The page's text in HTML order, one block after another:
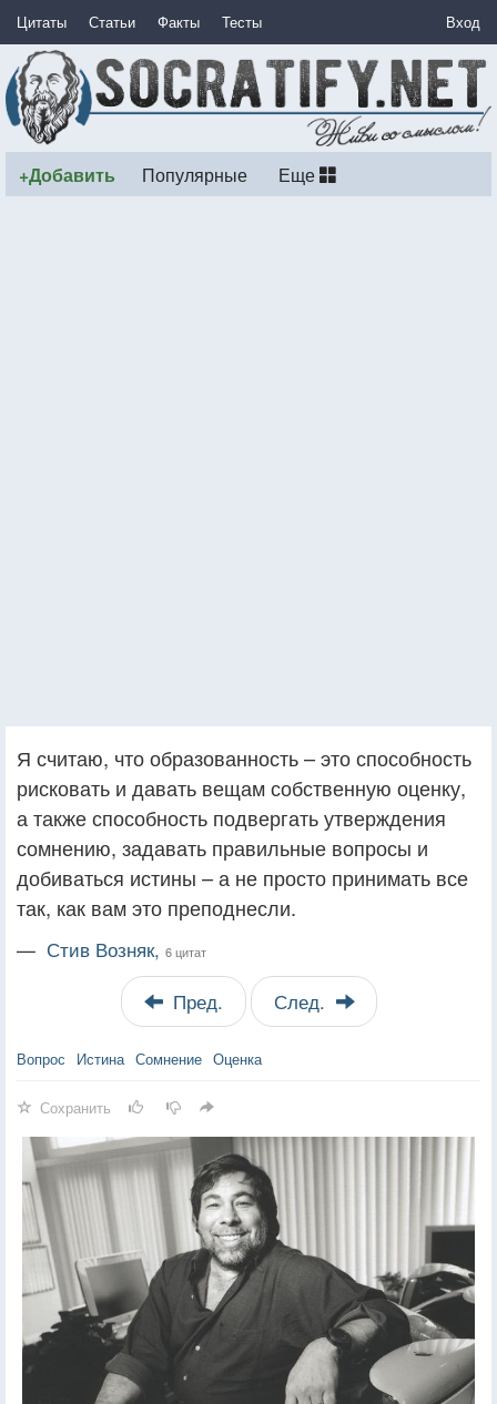
Цитаты Статьи Факты Тесты Вход
+Добавить Популярные Еще
Я считаю, что образованность – это способность
рисковать и давать вещам собственную оценку,
а также способность подвергать утверждения
сомнению, задавать правильные вопросы и
добиваться истины – а не просто принимать все
так, как вам это преподнесли.
— Стив Возняк, 6 цитат
Пред. След.
Вопрос Истина Сомнение Оценка
Сохранить